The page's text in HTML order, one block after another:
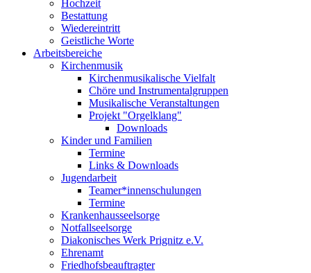
Hochzeit
Bestattung
Wiedereintritt
Geistliche Worte
Arbeitsbereiche
Kirchenmusik
Kirchenmusikalische Vielfalt
Chöre und Instrumentalgruppen
Musikalische Veranstaltungen
Projekt "Orgelklang"
Downloads
Kinder und Familien
Termine
Links & Downloads
Jugendarbeit
Teamer*innenschulungen
Termine
Krankenhausseelsorge
Notfallseelsorge
Diakonisches Werk Prignitz e.V.
Ehrenamt
Friedhofsbeauftragter